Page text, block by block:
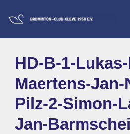
Zum
Navigation
HD-B-1-
Maertens-Jan-
Pilz-2-Simon-
Jan-